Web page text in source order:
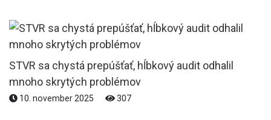
STVR sa chystá prepúšťať, hĺbkový audit odhalil
mnoho skrytých problémov
10. november 2025 307